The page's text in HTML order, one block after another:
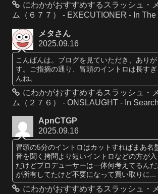
にわかがおすすめするスラッシュ・
ム（６７７） - EXECUTIONER - In The
メタさん
2025.09.16
こんばんは。ブログを見ていただき、あり
す。ご指摘の通り、冒頭のイントロは長す
んね。
にわかがおすすめするスラッシュ・
ム（２７６） - ONSLAUGHT - In
ApnCTGP
2025.09.16
冒頭の5分のイントロはカットすればまあ名
音を聞く拷問より短いイントロなどの方が
だけどプロデューサーは一体何考えてるん
が所有してたけど不要になって買い取りに...
にわかがおすすめするスラッシュ・